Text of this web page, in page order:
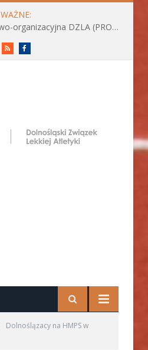
WAŻNE:
Grad medali Dolnoślązaków podczas Młodzieżowych Mistrzostw Polski U23 w Krakowie
RSS
Dolnoślązacy na HMPS w